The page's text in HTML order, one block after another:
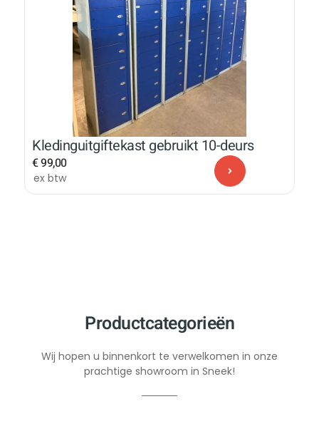
Kledinguitgiftekast gebruikt 10-deurs
€99,00
ex btw
Productcategorieën
Wij hopen u binnenkort te verwelkomen in onze
prachtige showroom in Sneek!